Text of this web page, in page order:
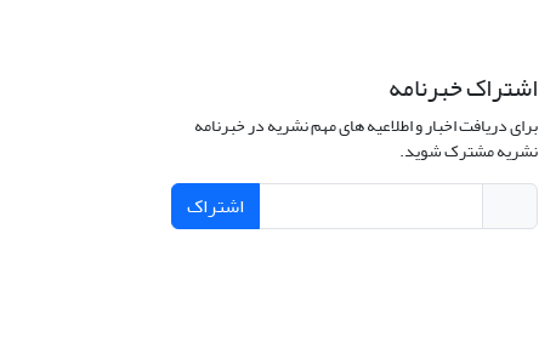
اشتراک خبرنامه
برای دریافت اخبار و اطلاعیه های مهم نشریه در خبرنامه
نشریه مشترک شوید.
اشتراک